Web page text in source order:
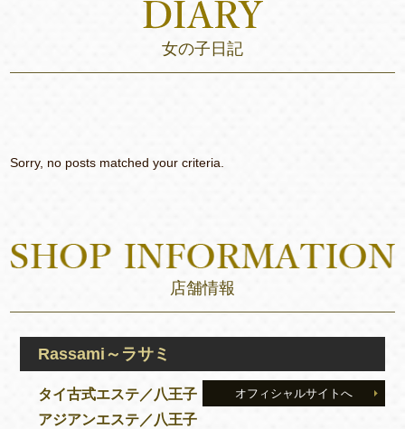
女の子日記
Sorry, no posts matched your criteria.
店舗情報
Rassami～ラサミ
オフィシャルサイトへ
タイ古式エステ／八王子
アジアンエステ／八王子